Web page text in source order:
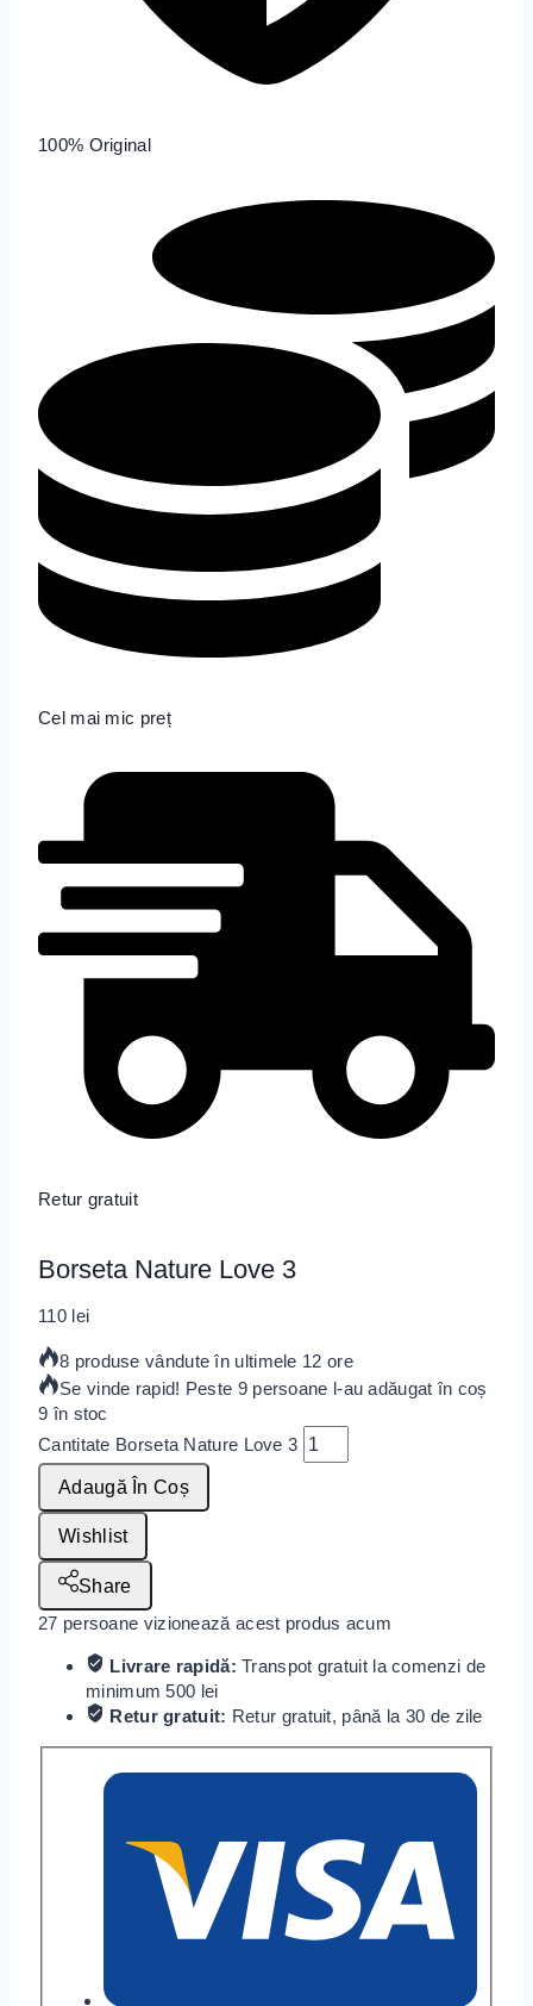
100% Original
Cel mai mic preț
Retur gratuit
Borseta Nature Love 3
110 lei
8 produse vândute în ultimele 12 ore
Se vinde rapid! Peste 9 persoane l-au adăugat în coș
9 în stoc
Cantitate Borseta Nature Love 3
Adaugă În Coș
Wishlist
Share
27 persoane vizionează acest produs acum
Livrare rapidă:Transpot gratuit la comenzi de
minimum 500 lei
Retur gratuit: Retur gratuit, până la 30 de zile